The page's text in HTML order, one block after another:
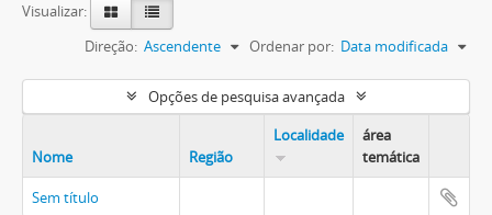
Visualizar:
Ordenar por: Data modificada
Direção: Ascendente
Opções de pesquisa avançada
Nome Região
Localidade
área
temática
Sem título